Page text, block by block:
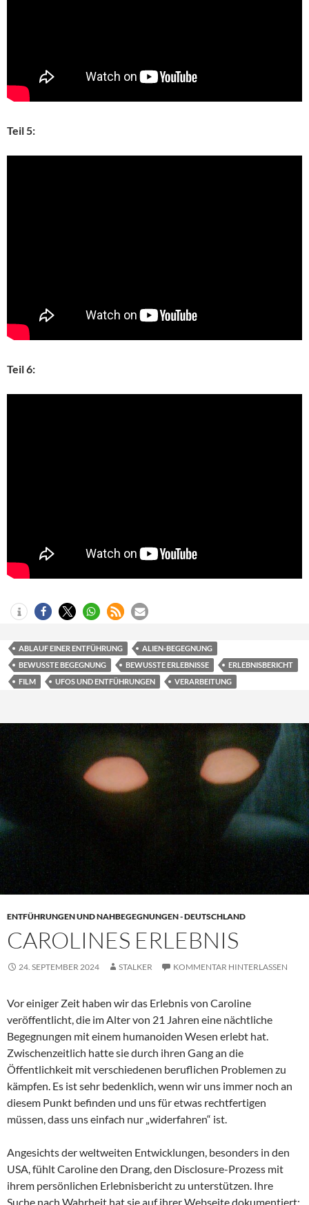
Teil 5:
Teil 6:
ABLAUF EINER ENTFÜHRUNG
ALIEN-BEGEGNUNG
BEWUSSTE BEGEGNUNG
BEWUSSTE ERLEBNISSE
ERLEBNISBERICHT
FILM
UFOS UND ENTFÜHRUNGEN VERARBEITUNG
ENTFÜHRUNGEN UND NAHBEGEGNUNGEN - DEUTSCHLAND
CAROLINES ERLEBNIS
24. SEPTEMBER 2024 STALKER KOMMENTAR HINTERLASSEN
Vor einiger Zeit haben wir das Erlebnis von Caroline
veröffentlicht, die im Alter von 21 Jahren eine nächtliche
Begegnungen mit einem humanoiden Wesen erlebt hat.
Zwischenzeitlich hatte sie durch ihren Gang an die
Öffentlichkeit mit verschiedenen beruflichen Problemen zu
kämpfen. Es ist sehr bedenklich, wenn wir uns immer noch an
diesem Punkt befinden und uns für etwas rechtfertigen
müssen, dass uns einfach nur „widerfahren“ ist.
Angesichts der weltweiten Entwicklungen, besonders in den
USA, fühlt Caroline den Drang, den Disclosure-Prozess mit
ihrem persönlichen Erlebnisbericht zu unterstützen. Ihre
Suche nach Wahrheit hat sie auf ihrer Webseite dokumentiert: